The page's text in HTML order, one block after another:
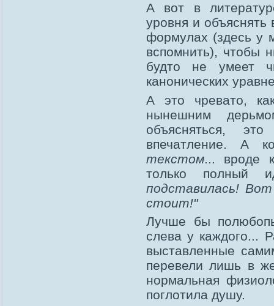
А вот в
уровня и
формулах (здесь у
вспомнить), чтобы
будто не умеет
канонических
А это чревато,
нынешним
объясняться,
впечатление. А
текстом ... вроде
только полный
подставилась!
стоит!"
Лучше бы
слева у каждого...
выставленные
перевели лишь в
нормальная
поглотила душу.